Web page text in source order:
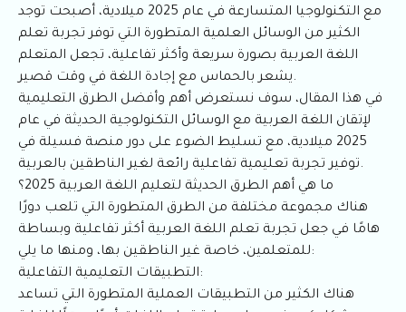
مع التكنولوجيا المتسارعة في عام 2025 ميلادية، أصبحت توجد
الكثير من الوسائل العلمية المتطورة التي توفر تجربة تعلم
اللغة العربية بصورة سريعة وأكثر تفاعلية، تجعل المتعلم
يشعر بالحماس مع إجادة اللغة في وقت قصير.
في هذا المقال، سوف نستعرض أهم وأفضل الطرق التعليمية
لإتقان اللغة العربية مع الوسائل التكنولوجية الحديثة في عام
2025 ميلادية، مع تسليط الضوء على دور منصة فسيلة في
توفير تجربة تعليمية تفاعلية رائعة لغير الناطقين بالعربية.
هناك مجموعة مختلفة من الطرق المتطورة التي تلعب دورًا
هامًا في جعل تجربة تعلم اللغة العربية أكثر تفاعلية وبساطة
للمتعلمين، خاصة غير الناطقين بها، ومنها ما يلي:
التطبيقات التعليمية التفاعلية:
هناك الكثير من التطبيقات العملية المتطورة التي تساعد